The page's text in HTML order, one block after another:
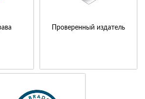
Проверенный издатель